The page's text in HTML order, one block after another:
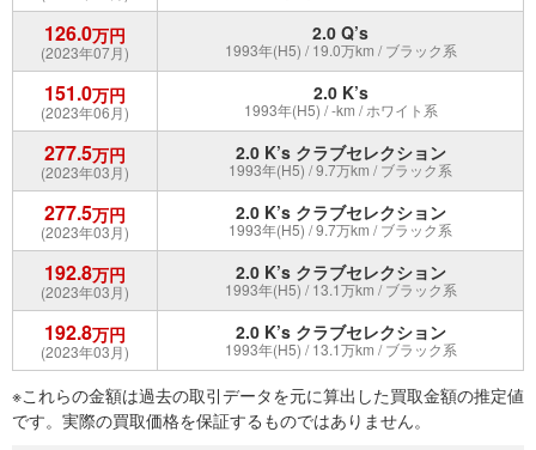
126.0万円
(2023年07月)
2.0 Q’s
1993年(H5) / 19.0万km / ブラック系
151.0万円
(2023年06月)
2.0 K’s
1993年(H5) / -km / ホワイト系
277.5万円
(2023年03月)
2.0 K’s クラブセレクション
1993年(H5) / 9.7万km / ブラック系
277.5万円
(2023年03月)
2.0 K’s クラブセレクション
1993年(H5) / 9.7万km / ブラック系
192.8万円
(2023年03月)
2.0 K’s クラブセレクション
1993年(H5) / 13.1万km / ブラック系
192.8万円
(2023年03月)
2.0 K’s クラブセレクション
1993年(H5) / 13.1万km / ブラック系
※これらの金額は過去の取引データを元に算出した買取金額の推定値
です。実際の買取価格を保証するものではありません。